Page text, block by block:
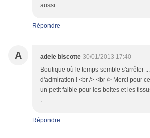
aussi...
Répondre
A adele biscotte 30/01/2013 17:40
Boutique où le temps semble s'arrêter
d'admiration ! <br /> <br /> Merci pour
un petit faible pour les boites et les
.
Répondre